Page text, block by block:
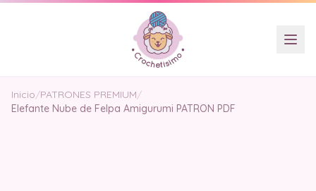
Inicio/PATRONES PREMIUM/
Elefante Nube de Felpa Amigurumi PATRON PDF